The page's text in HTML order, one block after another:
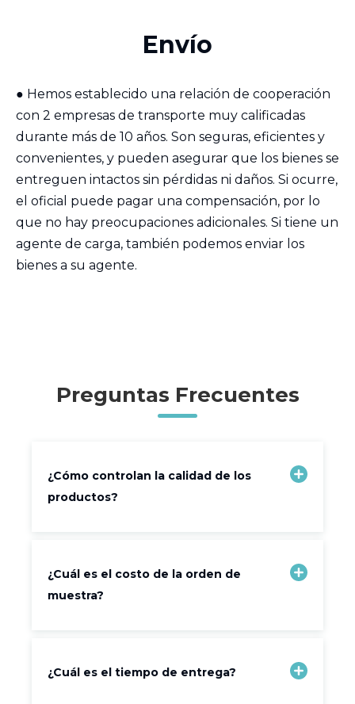
Envío
● Hemos establecido una relación de cooperación
con 2 empresas de transporte muy calificadas
durante más de 10 años. Son seguras, eficientes y
convenientes, y pueden asegurar que los bienes se
entreguen intactos sin pérdidas ni daños. Si ocurre,
el oficial puede pagar una compensación, por lo
que no hay preocupaciones adicionales. Si tiene un
agente de carga, también podemos enviar los
bienes a su agente.
Preguntas Frecuentes
¿Cómo controlan la calidad de los
productos?
¿Cuál es el costo de la orden de
muestra?
¿Cuál es el tiempo de entrega?